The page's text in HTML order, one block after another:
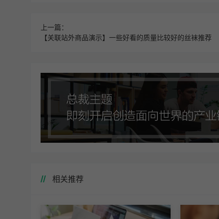
上一篇：
【关联站外商品演示】一些好看的质量比较好的丝袜推荐
相关推荐